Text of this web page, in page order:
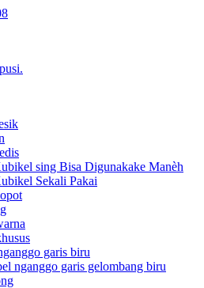
sing Bisa Digunakake Manèh
Sekali Pakai
garis biru
nganggo garis gelombang biru